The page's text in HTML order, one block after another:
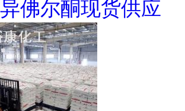
佛尔酮现货供应